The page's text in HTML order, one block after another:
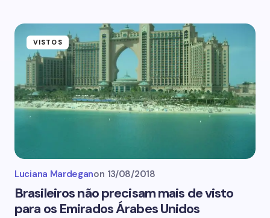
VISTOS
Luciana Mardeganon 13/08/2018
Brasileiros não precisam mais de visto
para os Emirados Árabes Unidos